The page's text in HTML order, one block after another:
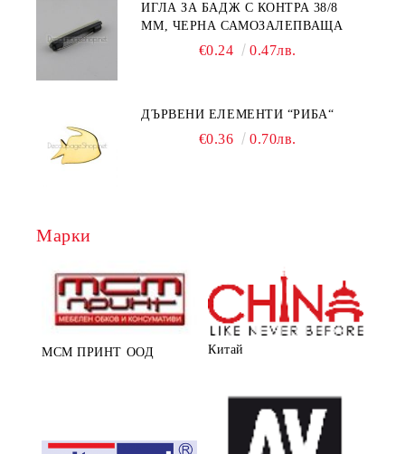
ИГЛА ЗА БАДЖ С КОНТРА 38/8
ММ, ЧЕРНА САМОЗАЛЕПВАЩА
€0.24 0.47лв.
ДЪРВЕНИ ЕЛЕМЕНТИ “РИБА“
€0.36 0.70лв.
Марки
МСМ ПРИНТ ООД Китай